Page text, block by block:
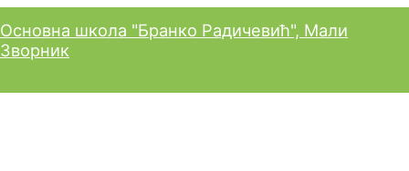
Пређи
на
садржај
Основна школа "Бранко Радичевић", Мали
Зворник
Главни
Окружно такмичење из
српског језика